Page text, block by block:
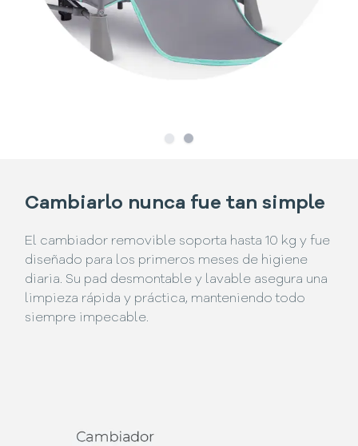
SlideSlide
Cambiarlo nunca fue tan simple
El cambiador removible soporta hasta 10 kg y fue
diseñado para los primeros meses de higiene
diaria. Su pad desmontable y lavable asegura una
limpieza rápida y práctica, manteniendo todo
siempre impecable.